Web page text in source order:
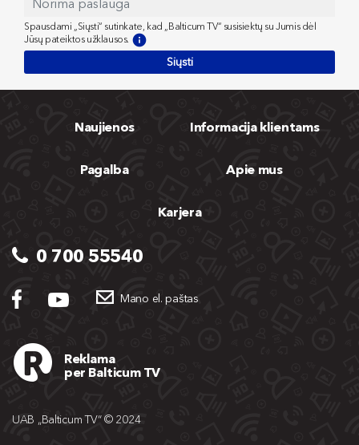
Spausdami „Siųsti“ sutinkate, kad „Balticum TV“ susisiektų su Jumis dėl
Jūsų pateiktos užklausos.
Siųsti
Naujienos Informacija klientams
Pagalba Apie mus
Karjera
0 700 55540
Mano el. paštas
Reklama
per Balticum TV
UAB „Balticum TV“ © 2024